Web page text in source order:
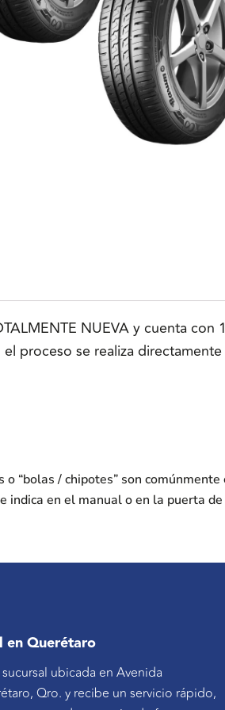
NUEVA y cuenta
proceso se realiza
o “bolas / chipotes” son
indica en el manual o en la puerta
en Querétaro
ubicada en Avenida
Qro. y recibe un servicio rápido,